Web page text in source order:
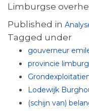
Limburgse
Published in
Tagged under
gouverneur
provincie limburg
Lodewijk
(schijn van)